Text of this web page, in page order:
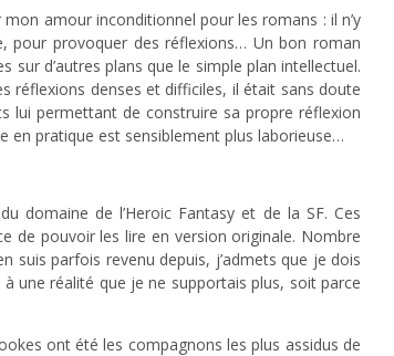
amour inconditionnel pour les romans : il n’y
pour provoquer des réflexions… Un bon roman
sur d’autres plans que le simple plan intellectuel.
réflexions denses et difficiles, il était sans doute
lui permettant de construire sa propre réflexion
en pratique est sensiblement plus laborieuse…
domaine de l’Heroic Fantasy et de la SF. Ces
de pouvoir les lire en version originale. Nombre
suis parfois revenu depuis, j’admets que je dois
une réalité que je ne supportais plus, soit parce
ont été les compagnons les plus assidus de